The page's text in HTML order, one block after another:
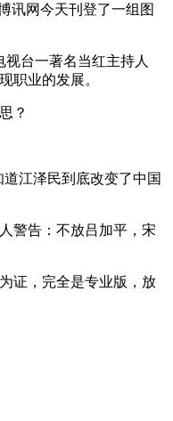
讯网今天刊登了一组图
台一著名当红主持人
职业的发展。
？
江泽民到底改变了中国
警告：不放吕加平，宋
证，完全是专业版，放